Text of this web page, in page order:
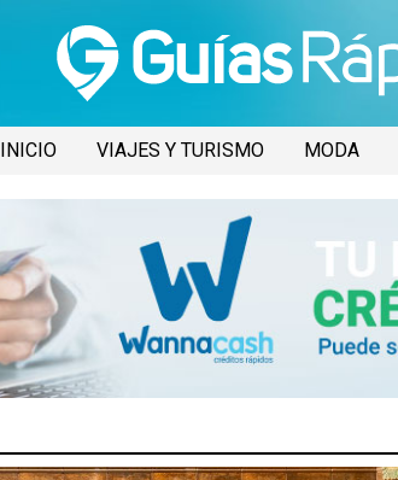
INICIO VIAJES Y TURISMO MODA